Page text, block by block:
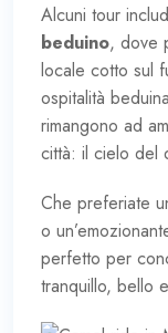
Alcuni tour
beduino, dove
locale cotto sul
ospitalità
rimangono ad
città: il cielo del
Che preferiate
o
perfetto per
tranquillo, bello